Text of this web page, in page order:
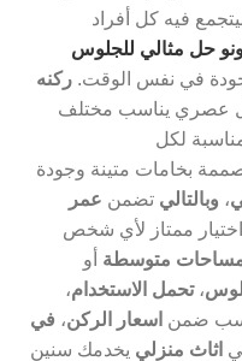
فيه كل أفراد
حل مثالي للجلوس
في نفس الوقت. ركنه
عصري يناسب مختلف
مناسبة لكل
بخامات متينة وجودة
، وبالتالي تضمن عمر
ممتاز لأي شخص
متوسطة أو
،تحمل الاستخدام،
ضمن اسعار الركن، في
اثاث منزلي يخدمك سنين